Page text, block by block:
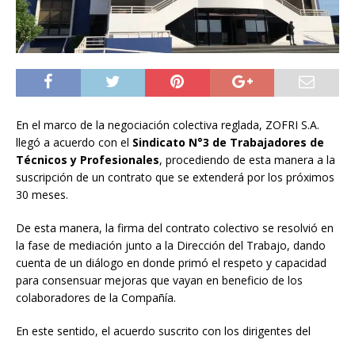
En el marco de la negociación colectiva reglada, ZOFRI S.A.
llegó a acuerdo con el Sindicato N°3 de Trabajadores de
Técnicos y Profesionales, procediendo de esta manera a la
suscripción de un contrato que se extenderá por los próximos
30 meses.
De esta manera, la firma del contrato colectivo se resolvió en
la fase de mediación junto a la Dirección del Trabajo, dando
cuenta de un diálogo en donde primó el respeto y capacidad
para consensuar mejoras que vayan en beneficio de los
colaboradores de la Compañía.
En este sentido, el acuerdo suscrito con los dirigentes del